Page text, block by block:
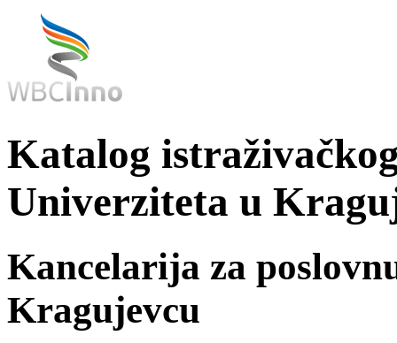
Katalog
Univerziteta u
Kancelarija za
Kragujevcu